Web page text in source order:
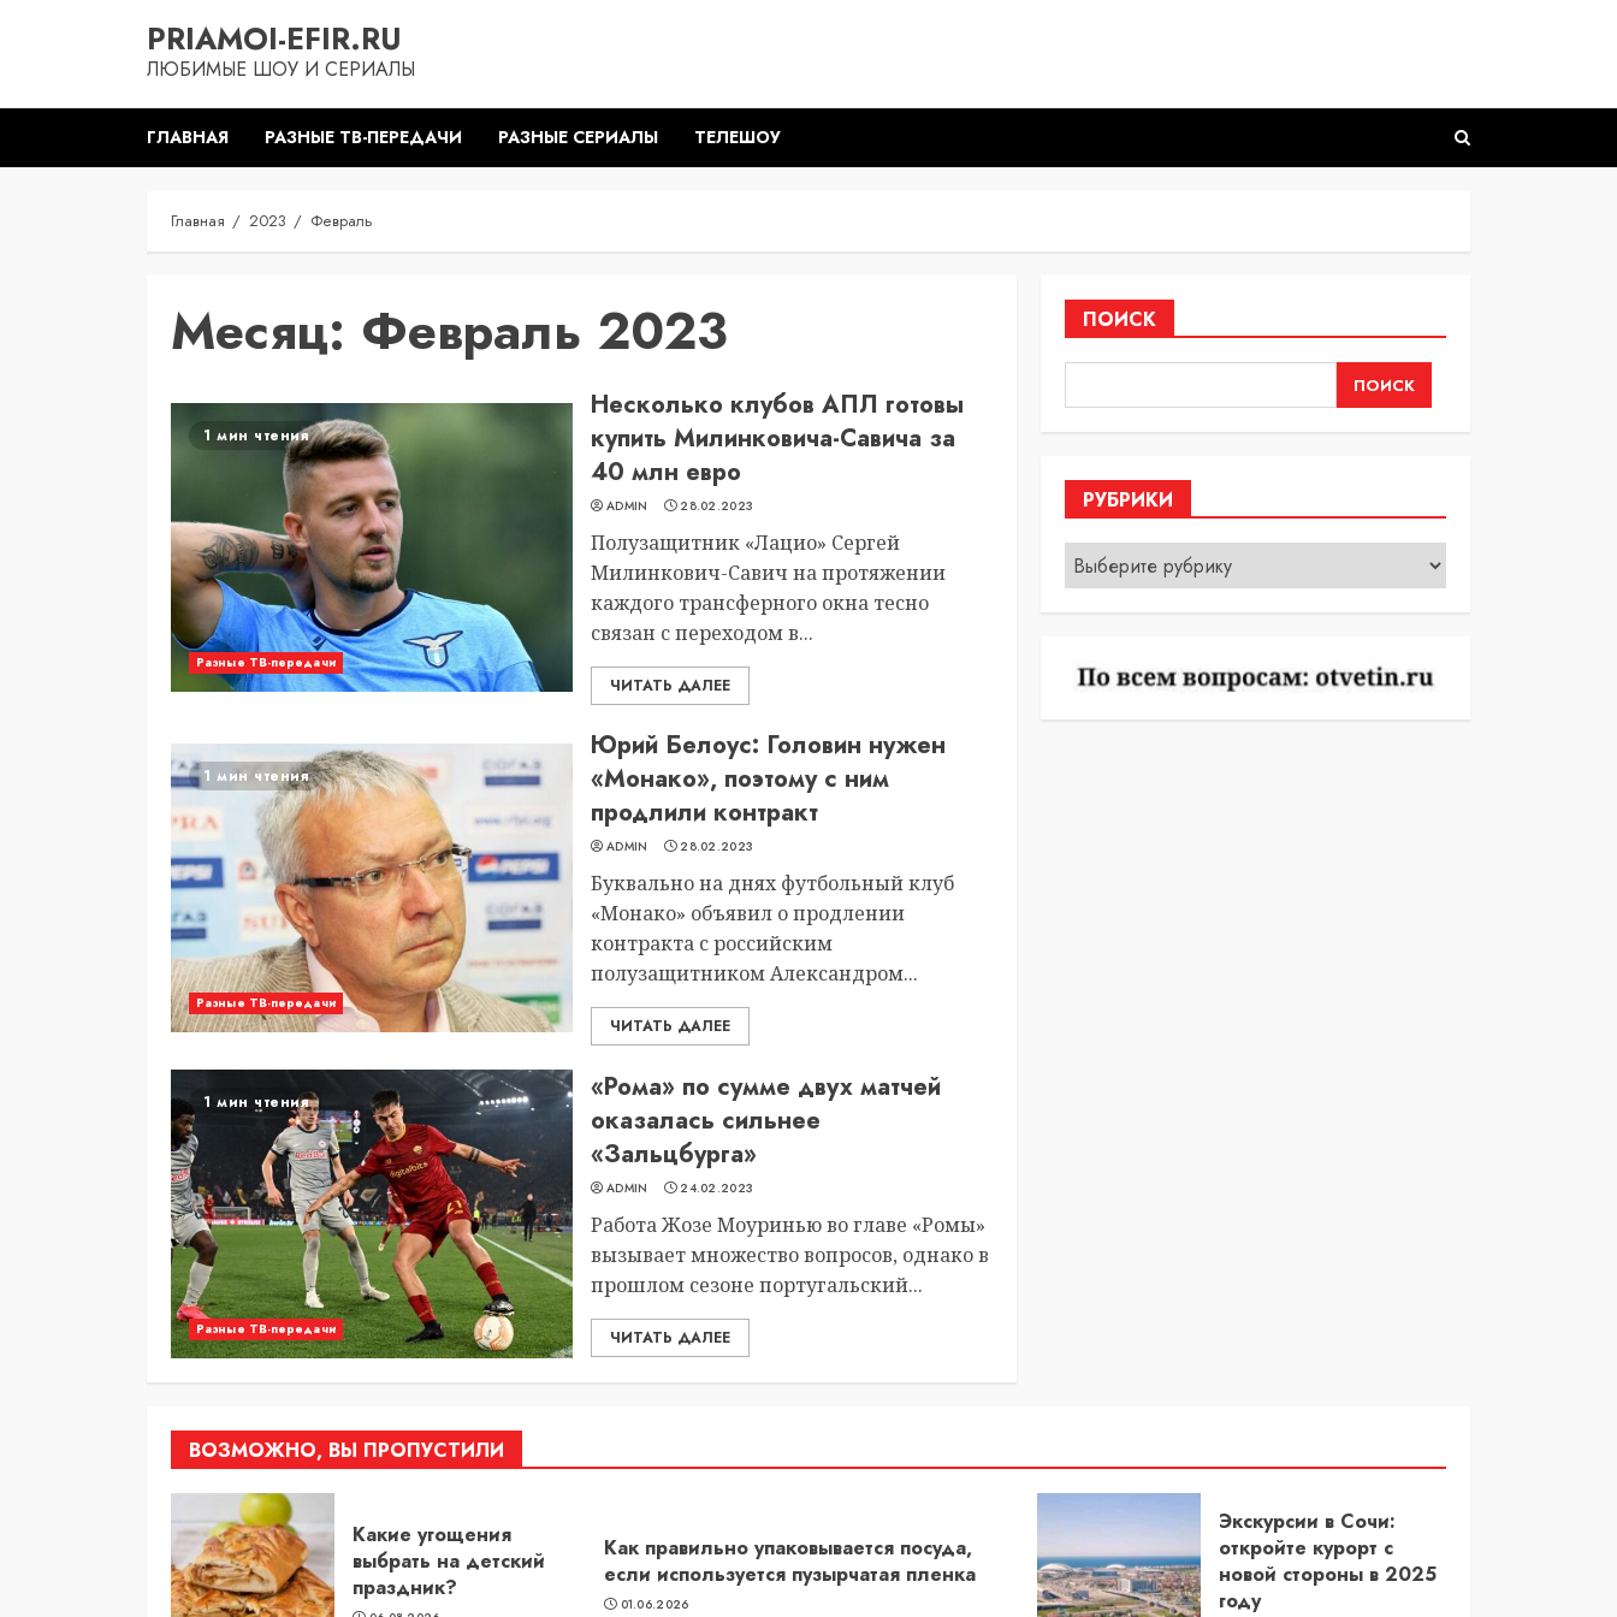
PRIAMOI-EFIR.RU
ЛЮБИМЫЕ ШОУ И СЕРИАЛЫ
ГЛАВНАЯ РАЗНЫЕ ТВ-ПЕРЕДАЧИ РАЗНЫЕ СЕРИАЛЫ ТЕЛЕШОУ
Главная 2023 Февраль
Месяц: Февраль 2023
1 мин чтения
Разные ТВ-передачи
Несколько клубов АПЛ готовы
купить Милинковича-Савича за
40 млн евро
ADMIN 28.02.2023
Полузащитник «Лацио» Сергей
Милинкович-Савич на протяжении
каждого трансферного окна тесно
связан с переходом в...
ЧИТАТЬ ДАЛЕЕ
1 мин чтения
Разные ТВ-передачи
Юрий Белоус: Головин нужен
«Монако», поэтому с ним
продлили контракт
ADMIN 28.02.2023
Буквально на днях футбольный клуб
«Монако» объявил о продлении
контракта с российским
полузащитником Александром...
ЧИТАТЬ ДАЛЕЕ
1 мин чтения
Разные ТВ-передачи
«Рома» по сумме двух матчей
оказалась сильнее
«Зальцбурга»
ADMIN 24.02.2023
Работа Жозе Моуринью во главе «Ромы»
вызывает множество вопросов, однако в
прошлом сезоне португальский...
ЧИТАТЬ ДАЛЕЕ
ПОИСК
ПОИСК
РУБРИКИ
Рубрики
ВОЗМОЖНО, ВЫ ПРОПУСТИЛИ
Какие угощения
выбрать на детский
праздник?
Как правильно упаковывается посуда,
если используется пузырчатая пленка
01.06.2026
Экскурсии в Сочи:
откройте курорт с
новой стороны в 2025
году